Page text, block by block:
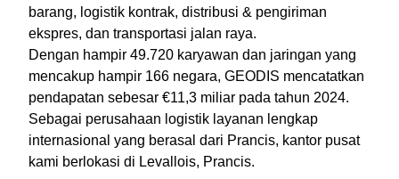
barang, logistik kontrak, distribusi & pengiriman
ekspres, dan transportasi jalan raya.
Dengan hampir 49.720 karyawan dan jaringan yang
mencakup hampir 166 negara, GEODIS mencatatkan
pendapatan sebesar €11,3 miliar pada tahun 2024.
Sebagai perusahaan logistik layanan lengkap
internasional yang berasal dari Prancis, kantor pusat
kami berlokasi di Levallois, Prancis.